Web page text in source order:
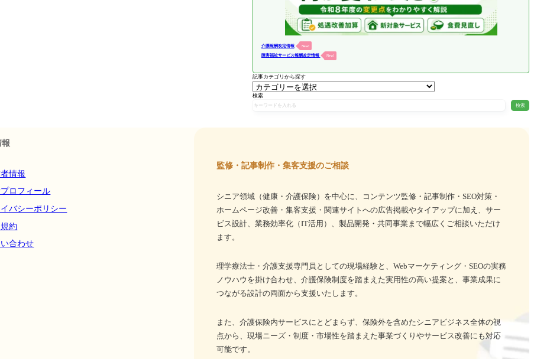
介護報酬改定情報 New!
障害福祉サービス報酬改定情報 New!
記事カテゴリから探す
検索
検索
情報
ロフィール
バシーポリシー
約
合わせ
監修・記事制作・集客支援のご相談
シニア領域（健康・介護保険）を中心に、コンテンツ監修・記事制作・SEO対策・
ホームページ改善・集客支援・関連サイトへの広告掲載やタイアップに加え、サー
ビス設計、業務効率化（IT活用）、製品開発・共同事業まで幅広くご相談いただけ
ます。
理学療法士・介護支援専門員としての現場経験と、Webマーケティング・SEOの実務
ノウハウを掛け合わせ、介護保険制度を踏まえた実用性の高い提案と、事業成果に
つながる設計の両面から支援いたします。
また、介護保険内サービスにとどまらず、保険外を含めたシニアビジネス全体の視
点から、現場ニーズ・制度・市場性を踏まえた事業づくりやサービス改善にも対応
可能です。